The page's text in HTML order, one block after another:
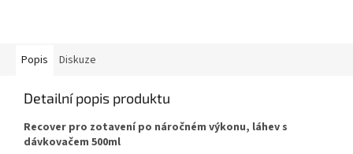
Popis Diskuze
Detailní popis produktu
Recover pro zotavení po náročném výkonu, láhev s
dávkovačem 500ml